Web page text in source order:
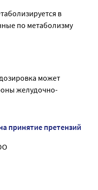
в
по метаболизму
может
желудочно-
принятие претензий